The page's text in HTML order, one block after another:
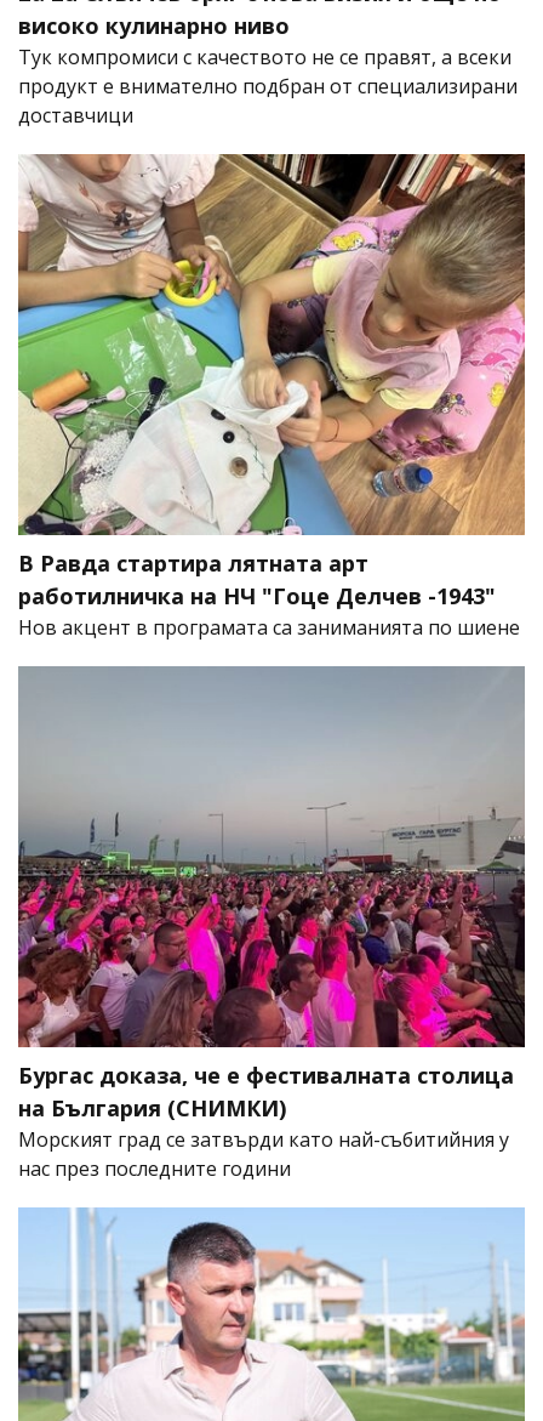
високо кулинарно ниво
Тук компромиси с качеството не се правят, а всеки
продукт е внимателно подбран от специализирани
доставчици
В Равда стартира лятната арт
работилничка на НЧ "Гоце Делчев -1943"
Нов акцент в програмата са заниманията по шиене
Бургас доказа, че е фестивалната столица
на България (СНИМКИ)
Морският град се затвърди като най-събитийния у
нас през последните години